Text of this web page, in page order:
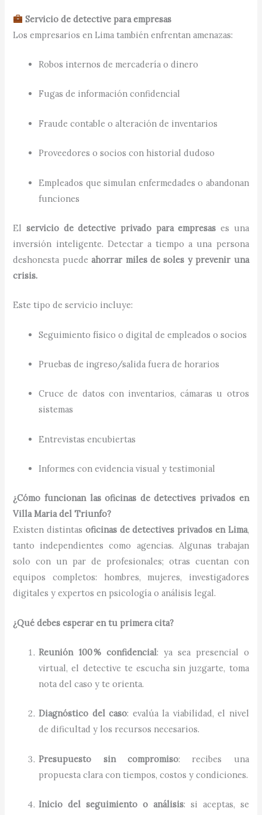
Servicio de detective para empresas
Los empresarios en Lima también enfrentan amenazas:
Robos internos de mercadería o dinero
Fugas de información confidencial
Fraude contable o alteración de inventarios
Proveedores o socios con historial dudoso
Empleados que simulan enfermedades o abandonan
funciones
Elservicio de detective privado para empresas es una
inversión inteligente. Detectar a tiempo a una persona
deshonesta puedeahorrar miles de soles y prevenir una
crisis.
Este tipo de servicio incluye:
Seguimiento físico o digital de empleados o socios
Pruebas de ingreso/salida fuera de horarios
Cruce de datos con inventarios, cámaras u otros
sistemas
Entrevistas encubiertas
Informes con evidencia visual y testimonial
¿Cómo funcionan las oficinas de detectives privados en
Villa Maria del Triunfo?
Existen distintas oficinas de detectives privados en Lima,
tanto independientes como agencias. Algunas trabajan
solo con un par de profesionales; otras cuentan con
equipos completos: hombres, mujeres, investigadores
digitales y expertos en psicología o análisis legal.
¿Qué debes esperar en tu primera cita?
Reunión 100 % confidencial: ya sea presencial o
virtual, el detective te escucha sin juzgarte, toma
nota del caso y te orienta.
Diagnóstico del caso: evalúa la viabilidad, el nivel
de dificultad y los recursos necesarios.
Presupuesto sin compromiso: recibes una
propuesta clara con tiempos, costos y condiciones.
Inicio del seguimiento o análisis: si aceptas, se